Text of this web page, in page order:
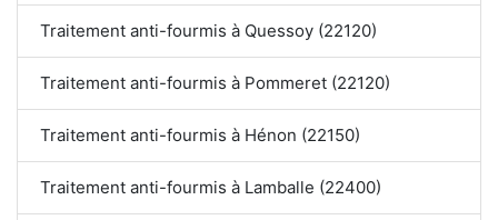
Traitement anti-fourmis à Quessoy (22120)
Traitement anti-fourmis à Pommeret (22120)
Traitement anti-fourmis à Hénon (22150)
Traitement anti-fourmis à Lamballe (22400)